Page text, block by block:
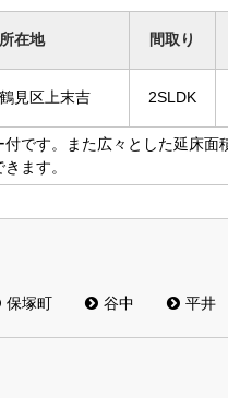
所在地 間取り
見区上末吉 2SLDK
です。また広々とした延床
ます。
保塚町 谷中 平井